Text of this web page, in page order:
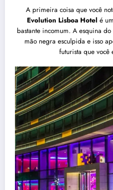
A primeira coisa que você
Evolution Lisboa Hotel é
bastante incomum. A esquina
mão negra esculpida e isso
futurista que você